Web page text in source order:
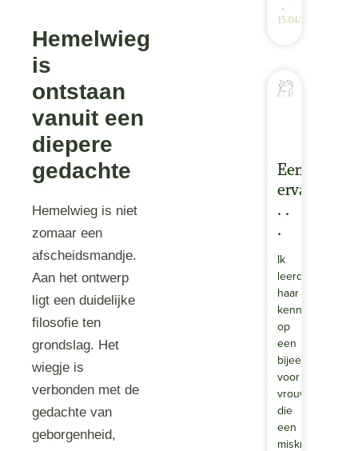
Hemelwieg
is
ontstaan
vanuit een
diepere
gedachte
Hemelwieg is niet
zomaar een
afscheidsmandje.
Aan het ontwerp
ligt een duidelijke
filosofie ten
grondslag. Het
wiegje is
verbonden met de
gedachte van
geborgenheid,
15/04/2025
Een
. .
.
Ik
leerde
haar
kennen
op
een
bijeenkomst
voor
vrouwen
die
een
miskraam